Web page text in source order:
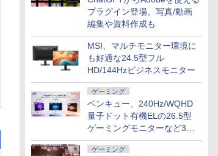
プラグイン登場。写真/動画
編集や資料作成も
MSI、マルチモニター環境に
も好適な24.5型フル
HD/144Hzビジネスモニター
ゲーミング
ベンキュー、240Hz/WQHD
量子ドット有機ELの26.5型
ゲーミングモニターなど3機
種
ゲーミング